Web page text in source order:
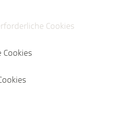
TK-Fristenrechner
Cookies